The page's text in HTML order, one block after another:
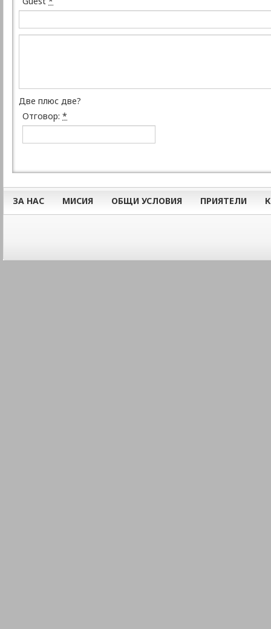
Две плюс две?
Отговор: *
ЗА НАС МИСИЯ ОБЩИ УСЛОВИЯ ПРИЯТЕЛИ